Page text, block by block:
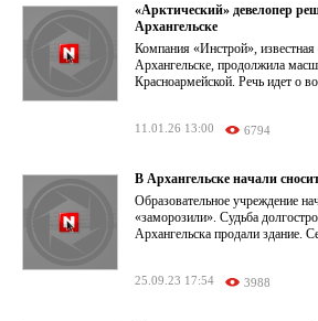
«Арктический» девелопер
Архангельске
Компания «Инстрой»,
Архангельске, продолжила
Красноармейской. Речь идет о
11.01.26 13:00 6794
В Архангельске начали
Образовательное учреждение
«заморозили». Судьба
Архангельска продали здание.
25.09.23 17:54 3988